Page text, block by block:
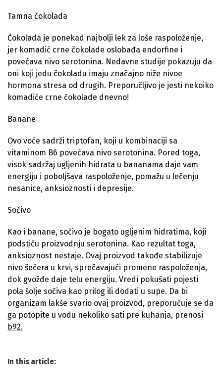
Tamna čokolada
Čokolada je ponekad najbolji lek za loše raspoloženje,
jer komadić crne čokolade oslobađa endorfine i
povećava nivo serotonina. Nedavne studije pokazuju da
oni koji jedu čokoladu imaju značajno niže nivoe
hormona stresa od drugih. Preporučljivo je jesti nekoiko
komadiće crne čokolade dnevno!
Banane
Ovo voće sadrži triptofan, koji u kombinaciji sa
vitaminom B6 povećava nivo serotonina. Pored toga,
visok sadržaj ugljenih hidrata u bananama daje vam
energiju i poboljšava raspoloženje, pomažu u lečenju
nesanice, anksioznosti i depresije.
Sočivo
Kao i banane, sočivo je bogato ugljenim hidratima, koji
podstiču proizvodnju serotonina. Kao rezultat toga,
anksioznost nestaje. Ovaj proizvod takođe stabilizuje
nivo šećera u krvi, sprečavajući promene raspoloženja,
dok gvožđe daje telu energiju. Vredi pokušati pojesti
pola šolje sočiva kao prilog ili dodati u supe. Da bi
organizam lakše svario ovaj proizvod, preporučuje se da
ga potopite u vodu nekoliko sati pre kuhanja, prenosi
b92.
In this article: